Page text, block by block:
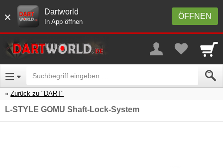
× ÖFFNEN
Dartworld
In App öffnen
Zurück zu "DART"
L-STYLE GOMU Shaft-Lock-System